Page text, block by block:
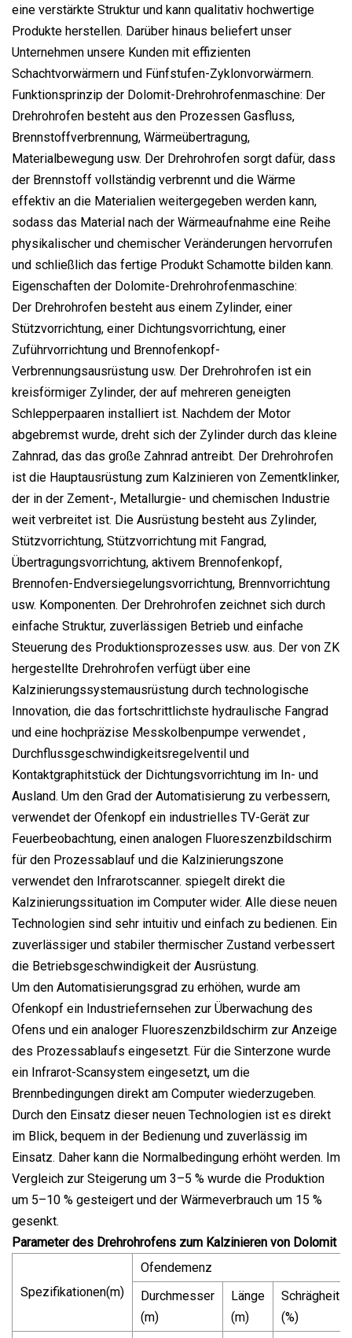
eine verstärkte Struktur und kann qualitativ hochwertige
Produkte herstellen. Darüber hinaus beliefert unser
Unternehmen unsere Kunden mit effizienten
Schachtvorwärmern und Fünfstufen-Zyklonvorwärmern.
Funktionsprinzip der Dolomit-Drehrohrofenmaschine: Der
Drehrohrofen besteht aus den Prozessen Gasfluss,
Brennstoffverbrennung, Wärmeübertragung,
Materialbewegung usw. Der Drehrohrofen sorgt dafür, dass
der Brennstoff vollständig verbrennt und die Wärme
effektiv an die Materialien weitergegeben werden kann,
sodass das Material nach der Wärmeaufnahme eine Reihe
physikalischer und chemischer Veränderungen hervorrufen
und schließlich das fertige Produkt Schamotte bilden kann.
Eigenschaften der Dolomite-Drehrohrofenmaschine:
Der Drehrohrofen besteht aus einem Zylinder, einer
Stützvorrichtung, einer Dichtungsvorrichtung, einer
Zuführvorrichtung und Brennofenkopf-
Verbrennungsausrüstung usw. Der Drehrohrofen ist ein
kreisförmiger Zylinder, der auf mehreren geneigten
Schlepperpaaren installiert ist. Nachdem der Motor
abgebremst wurde, dreht sich der Zylinder durch das kleine
Zahnrad, das das große Zahnrad antreibt. Der Drehrohrofen
ist die Hauptausrüstung zum Kalzinieren von Zementklinker,
der in der Zement-, Metallurgie- und chemischen Industrie
weit verbreitet ist. Die Ausrüstung besteht aus Zylinder,
Stützvorrichtung, Stützvorrichtung mit Fangrad,
Übertragungsvorrichtung, aktivem Brennofenkopf,
Brennofen-Endversiegelungsvorrichtung, Brennvorrichtung
usw. Komponenten. Der Drehrohrofen zeichnet sich durch
einfache Struktur, zuverlässigen Betrieb und einfache
Steuerung des Produktionsprozesses usw. aus. Der von ZK
hergestellte Drehrohrofen verfügt über eine
Kalzinierungssystemausrüstung durch technologische
Innovation, die das fortschrittlichste hydraulische Fangrad
und eine hochpräzise Messkolbenpumpe verwendet ,
Durchflussgeschwindigkeitsregelventil und
Kontaktgraphitstück der Dichtungsvorrichtung im In- und
Ausland. Um den Grad der Automatisierung zu verbessern,
verwendet der Ofenkopf ein industrielles TV-Gerät zur
Feuerbeobachtung, einen analogen Fluoreszenzbildschirm
für den Prozessablauf und die Kalzinierungszone
verwendet den Infrarotscanner. spiegelt direkt die
Kalzinierungssituation im Computer wider. Alle diese neuen
Technologien sind sehr intuitiv und einfach zu bedienen. Ein
zuverlässiger und stabiler thermischer Zustand verbessert
die Betriebsgeschwindigkeit der Ausrüstung.
Um den Automatisierungsgrad zu erhöhen, wurde am
Ofenkopf ein Industriefernsehen zur Überwachung des
Ofens und ein analoger Fluoreszenzbildschirm zur Anzeige
des Prozessablaufs eingesetzt. Für die Sinterzone wurde
ein Infrarot-Scansystem eingesetzt, um die
Brennbedingungen direkt am Computer wiederzugeben.
Durch den Einsatz dieser neuen Technologien ist es direkt
im Blick, bequem in der Bedienung und zuverlässig im
Einsatz. Daher kann die Normalbedingung erhöht werden. Im
Vergleich zur Steigerung um 3–5 % wurde die Produktion
um 5–10 % gesteigert und der Wärmeverbrauch um 15 %
gesenkt.
Parameter des Drehrohrofens zum Kalzinieren von Dolomit
Spezifikationen(m)
Ofendemenz
Durchmesser
(m)
Länge
(m)
Schrägheit
(%)